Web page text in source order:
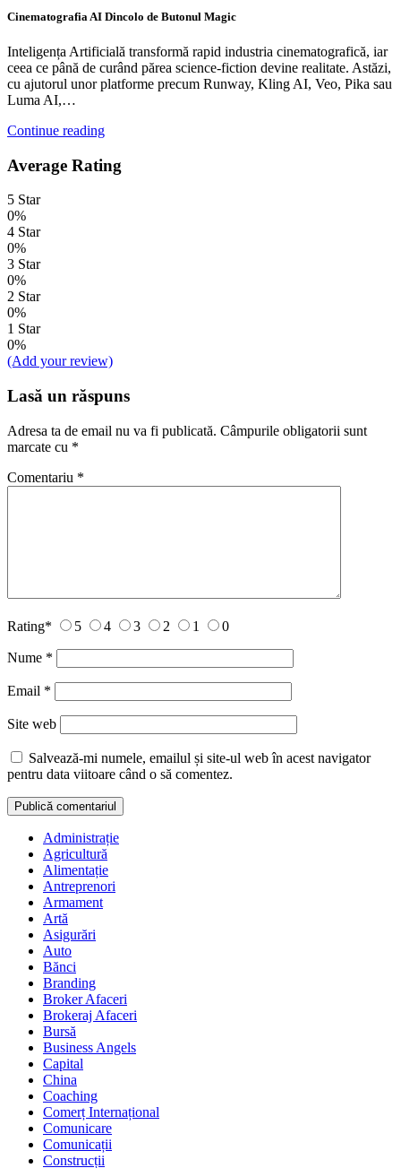
Cinematografia AI Dincolo de Butonul Magic
Inteligența Artificială transformă rapid industria cinematografică, iar
ceea ce până de curând părea science-fiction devine realitate. Astăzi,
cu ajutorul unor platforme precum Runway, Kling AI, Veo, Pika sau
Luma AI,…
Continue reading
Average Rating
5 Star
0%
4 Star
0%
3 Star
0%
2 Star
0%
1 Star
0%
(Add your review)
Lasă un răspuns
Adresa ta de email nu va fi publicată. Câmpurile obligatorii sunt
marcate cu *
Comentariu *
Rating* 5 4 3 2 1 0
Nume *
Email *
Site web
Salvează-mi numele, emailul și site-ul web în acest navigator
pentru data viitoare când o să comentez.
Administrație
Agricultură
Alimentație
Antreprenori
Armament
Artă
Asigurări
Auto
Bănci
Branding
Broker Afaceri
Brokeraj Afaceri
Bursă
Business Angels
Capital
China
Coaching
Comerț Internațional
Comunicare
Comunicații
Construcții